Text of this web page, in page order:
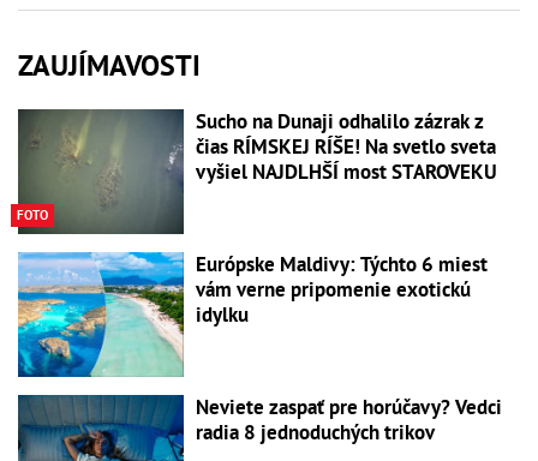
ZAUJÍMAVOSTI
FOTO
Sucho na Dunaji odhalilo zázrak z
čias RÍMSKEJ RÍŠE! Na svetlo sveta
vyšiel NAJDLHŠÍ most STAROVEKU
Európske Maldivy: Týchto 6 miest
vám verne pripomenie exotickú
idylku
Neviete zaspať pre horúčavy? Vedci
radia 8 jednoduchých trikov